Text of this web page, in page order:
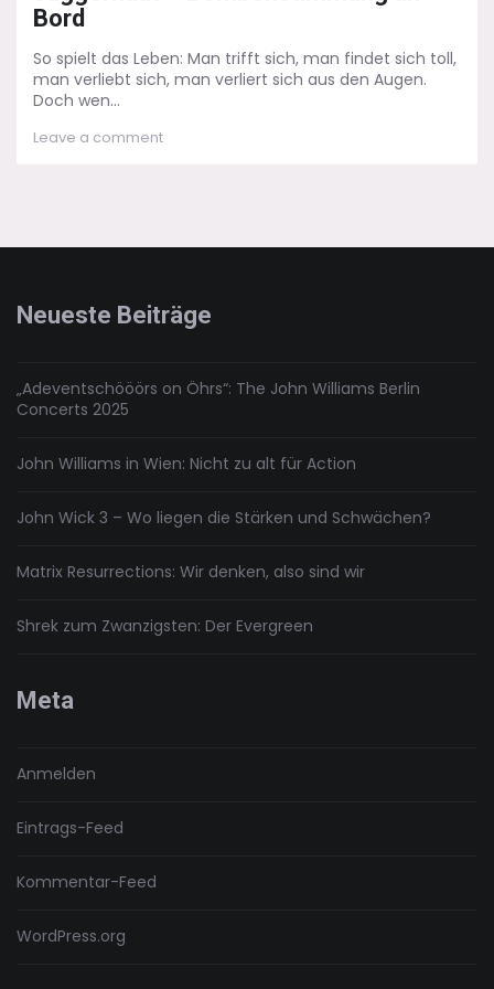
Bord
So spielt das Leben: Man trifft sich, man findet sich toll,
man verliebt sich, man verliert sich aus den Augen.
Doch wen...
Leave a commenton
Neueste Beiträge
„Adeventschööörs on Öhrs“: The John Williams Berlin
Concerts 2025
John Williams in Wien: Nicht zu alt für Action
John Wick 3 – Wo liegen die Stärken und Schwächen?
Matrix Resurrections: Wir denken, also sind wir
Shrek zum Zwanzigsten: Der Evergreen
Meta
Anmelden
Eintrags-Feed
Kommentar-Feed
WordPress.org